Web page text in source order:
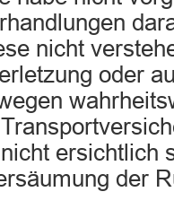
nicht
oder
ersichtlich
der